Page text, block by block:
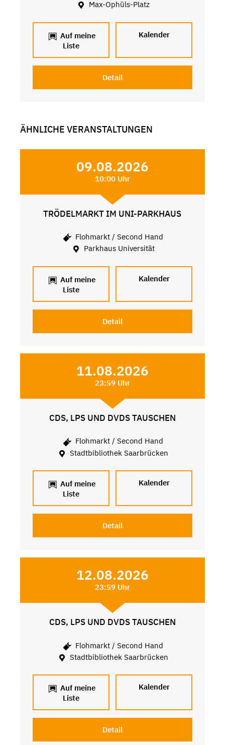
Max-Ophüls-Platz
Auf meine
Liste
Kalender
Detail
ÄHNLICHE VERANSTALTUNGEN
09.08.2026
10:00 Uhr
TRÖDELMARKT IM UNI-PARKHAUS
Flohmarkt / Second Hand
Parkhaus Universität
Auf meine
Liste
Kalender
Detail
11.08.2026
23:59 Uhr
CDS, LPS UND DVDS TAUSCHEN
Flohmarkt / Second Hand
Stadtbibliothek Saarbrücken
Auf meine
Liste
Kalender
Detail
12.08.2026
23:59 Uhr
CDS, LPS UND DVDS TAUSCHEN
Flohmarkt / Second Hand
Stadtbibliothek Saarbrücken
Auf meine
Liste
Kalender
Detail